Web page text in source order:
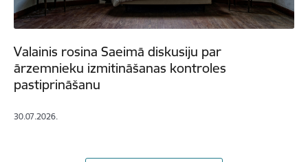
Valainis rosina Saeimā diskusiju par
ārzemnieku izmitināšanas kontroles
pastiprināšanu
30.07.2026.